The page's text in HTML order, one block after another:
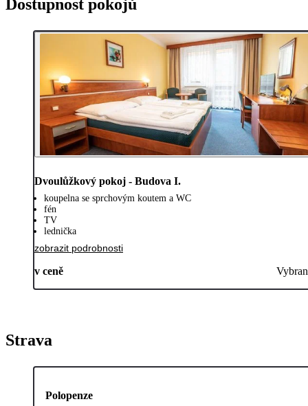
Dostupnost pokojů
Dvoulůžkový pokoj - Budova I.
koupelna se sprchovým koutem a WC
fén
TV
lednička
zobrazit podrobnosti
v ceně
Strava
Polopenze